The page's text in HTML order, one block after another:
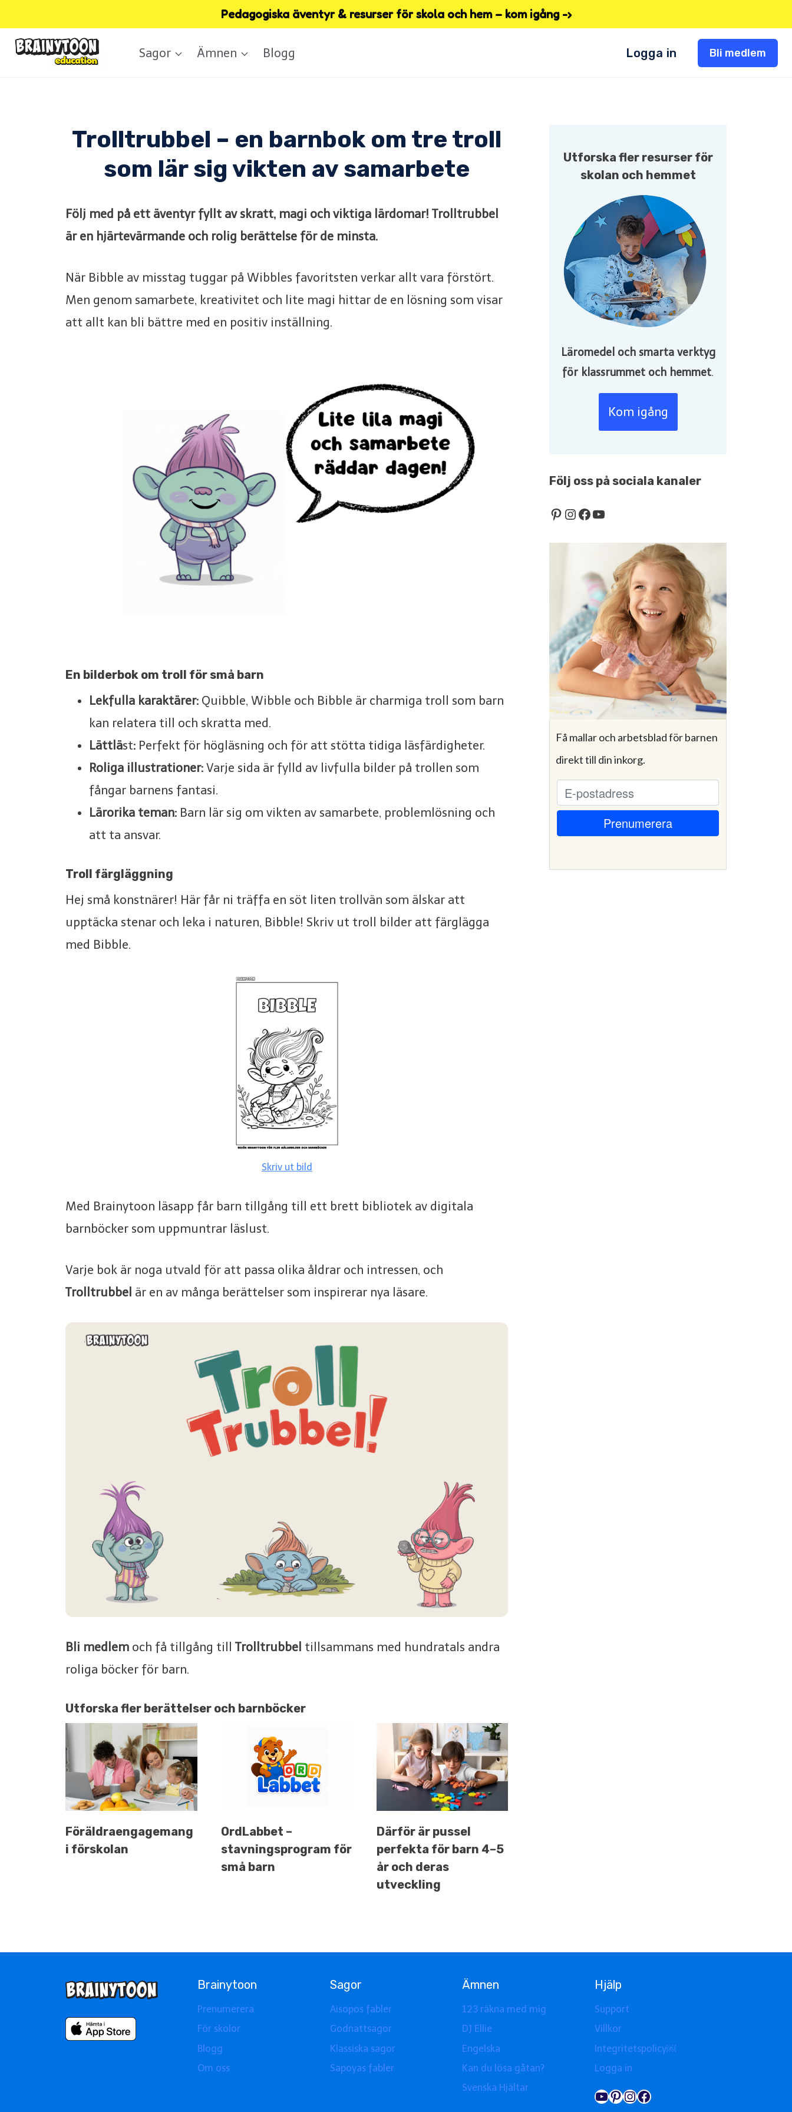
to
content
Pedagogiska äventyr & resurser för skola och hem – kom igång -›
Sagor Ämnen Blogg Logga in Bli medlem
Trolltrubbel – en barnbok om tre troll
som lär sig vikten av samarbete
Följ med på ett äventyr fyllt av skratt, magi och viktiga lärdomar! Trolltrubbel
är en hjärtevärmande och rolig berättelse för de minsta.
När Bibble av misstag tuggar på Wibbles favoritsten verkar allt vara förstört.
Men genom samarbete, kreativitet och lite magi hittar de en lösning som visar
att allt kan bli bättre med en positiv inställning.
En bilderbok om troll för små barn
Lekfulla karaktärer: Quibble, Wibble och Bibble är charmiga troll som barn
kan relatera till och skratta med.
Lättläst: Perfekt för högläsning och för att stötta tidiga läsfärdigheter.
Roliga illustrationer: Varje sida är fylld av livfulla bilder på trollen som
fångar barnens fantasi.
Lärorika teman: Barn lär sig om vikten av samarbete, problemlösning och
att ta ansvar.
Troll färgläggning
Hej små konstnärer! Här får ni träffa en söt liten trollvän som älskar att
upptäcka stenar och leka i naturen, Bibble! Skriv ut troll bilder att färglägga
med Bibble.
Skriv ut bild
Med Brainytoon läsapp får barn tillgång till ett brett bibliotek av digitala
barnböcker som uppmuntrar läslust.
Varje bok är noga utvald för att passa olika åldrar och intressen, och
Trolltrubbel är en av många berättelser som inspirerar nya läsare.
Bli medlem och få tillgång till Trolltrubbel tillsammans med hundratals andra
roliga böcker för barn.
Utforska fler berättelser och barnböcker
Föräldraengagemang
i förskolan
OrdLabbet –
stavningsprogram för
små barn
Därför är pussel
perfekta för barn 4–5
år och deras
utveckling
Utforska fler resurser för
skolan och hemmet
Läromedel och smarta verktyg
för klassrummet och hemmet.
Kom igång
Följ oss på sociala kanaler
Pinterest
Instagram
Facebook
YouTube
Få mallar och arbetsblad för barnen
direkt till din inkorg.
Brainytoon
Prenumerera
För skolor
Blogg
Om oss
Sagor
Aisopos fabler
Godnattsagor
Klassiska sagor
Sapoyas fabler
Ämnen
123 räkna med mig
DJ Ellie
Engelska
Kan du lösa gåtan?
Svenska Hjältar
Hjälp
Support
Villkor
Integritetspolicy￼
Logga in
YouTube
Pinterest
Instagram
Facebook